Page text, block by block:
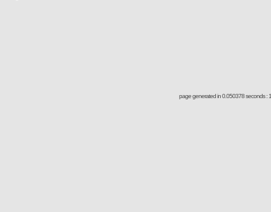
page generated in 0.050378 seconds :